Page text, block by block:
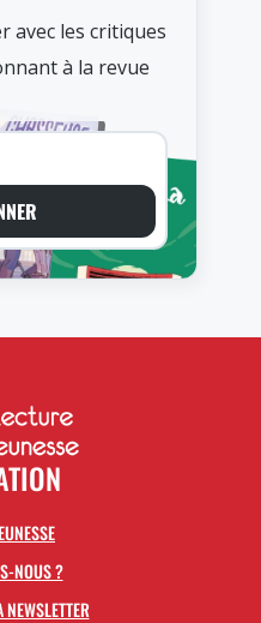
avec les critiques
à la revue
NOUS ?